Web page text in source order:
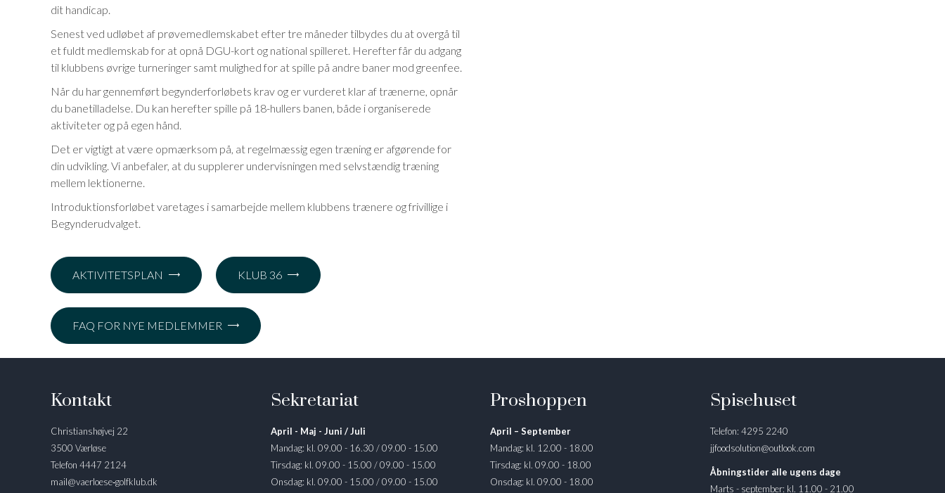
dit handicap.
Senest ved udløbet af prøvemedlemskabet efter tre måneder tilbydes du at overgå til
et fuldt medlemskab for at opnå DGU-kort og national spilleret. Herefter får du adgang
til klubbens øvrige turneringer samt mulighed for at spille på andre baner mod greenfee.
Når du har gennemført begynderforløbets krav og er vurderet klar af trænerne, opnår
du banetilladelse. Du kan herefter spille på 18-hullers banen, både i organiserede
aktiviteter og på egen hånd.
Det er vigtigt at være opmærksom på, at regelmæssig egen træning er afgørende for
din udvikling. Vi anbefaler, at du supplerer undervisningen med selvstændig træning
mellem lektionerne.
Introduktionsforløbet varetages i samarbejde mellem klubbens trænere og frivillige i
Begynderudvalget.
AKTIVITETSPLAN KLUB 36
FAQ FOR NYE MEDLEMMER
Kontakt
Christianshøjvej 22
3500 Værløse
Telefon 4447 2124
mail@vaerloese‑golfklub.dk
Sekretariat
April - Maj - Juni / Juli
Mandag: kl. 09.00 - 16.30 / 09.00 - 15.00
Tirsdag: kl. 09.00 - 15.00 / 09.00 - 15.00
Onsdag: kl. 09.00 - 15.00 / 09.00 - 15.00
Proshoppen
April – September
Mandag: kl. 12.00 - 18.00
Tirsdag: kl. 09.00 - 18.00
Onsdag: kl. 09.00 - 18.00
Spisehuset
Telefon: 4295 2240
jjfoodsolution@outlook.com
Åbningstider alle ugens dage
Marts - september: kl. 11.00 - 21.00